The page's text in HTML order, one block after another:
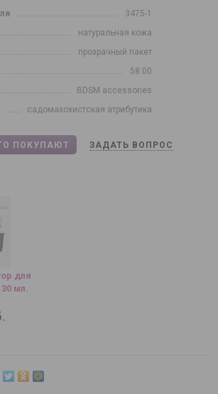
3475-1
натуральная кожа
прозрачный пакет
58.00
BDSM accessories
садомазохистская атрибутика
ПОКУПАЮТ
ЗАДАТЬ ВОПРОС
для
мл.